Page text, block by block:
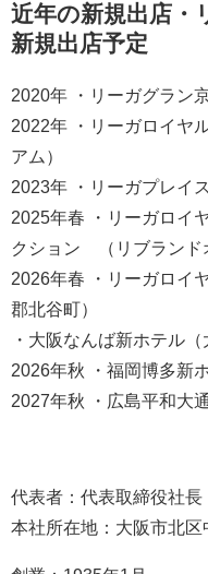
近年の新規出店・
新規出店予定
2020年 ・リーガグラン
2022年 ・リーガロイヤ
アム）
2023年 ・リーガプレイ
2025年春 ・リーガロイ
クション （リブランド
2026年春 ・リーガロイ
郡北谷町）
・大阪なんば新ホテル（
2026年秋 ・福岡博多新
2027年秋 ・広島平和大
代表者：代表取締役社
本社所在地：大阪市北区